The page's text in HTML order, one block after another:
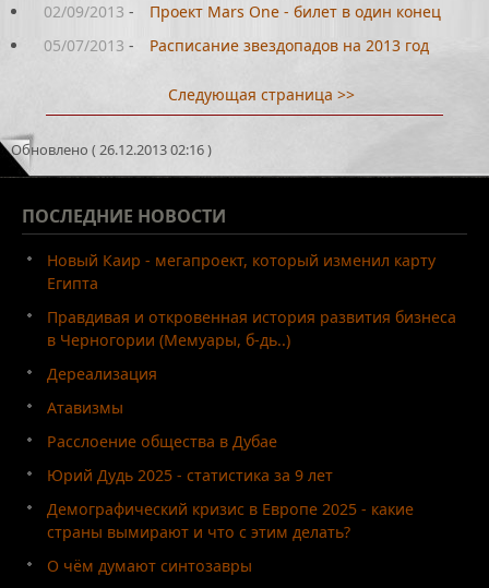
02/09/2013 -
Проект Mars One - билет в один конец
05/07/2013 - Расписание звездопадов на 2013 год
Следующая страница >>
Обновлено ( 26.12.2013 02:16 )
ПОСЛЕДНИЕ НОВОСТИ
Новый Каир - мегапроект, который изменил карту
Египта
Правдивая и откровенная история развития бизнеса
в Черногории (Мемуары, б-дь..)
Дереализация
Атавизмы
Расслоение общества в Дубае
Юрий Дудь 2025 - статистика за 9 лет
Демографический кризис в Европе 2025 - какие
страны вымирают и что с этим делать?
О чём думают синтозавры